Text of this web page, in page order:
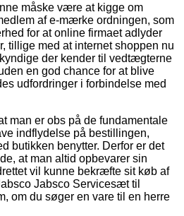
måske være at kigge om
af e-mærke ordningen, som
for at online firmaet adlyder
tillige med at internet shoppen nu
der kender til vedtægterne
en god chance for at blive
udfordringer i forbindelse med
man er obs på de fundamentale
indflydelse på bestillingen,
butikken benytter. Derfor er det
at man altid opbevarer sin
vil kunne bekræfte sit køb af
Jabsco Servicesæt til
om du søger en vare til en herre